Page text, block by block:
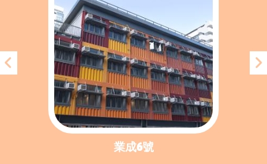
業成6號